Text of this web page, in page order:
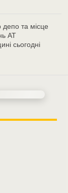
депо та місце
АТ
сьогодні